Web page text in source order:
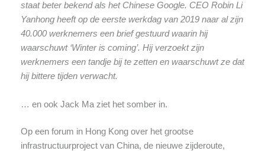
staat beter bekend als het Chinese Google. CEO Robin Li
Yanhong heeft op de eerste werkdag van 2019 naar al zijn
40.000 werknemers een brief gestuurd waarin hij
waarschuwt ‘Winter is coming’. Hij verzoekt zijn
werknemers een tandje bij te zetten en waarschuwt ze dat
hij bittere tijden verwacht.
… en ook Jack Ma ziet het somber in.
Op een forum in Hong Kong over het grootse
infrastructuurproject van China, de nieuwe zijderoute,